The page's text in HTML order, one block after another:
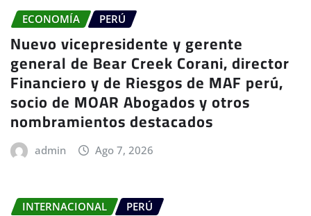
ECONOMÍA PERÚ
Nuevo vicepresidente y gerente
general de Bear Creek Corani, director
Financiero y de Riesgos de MAF perú,
socio de MOAR Abogados y otros
nombramientos destacados
admin Ago 7, 2026
INTERNACIONAL PERÚ